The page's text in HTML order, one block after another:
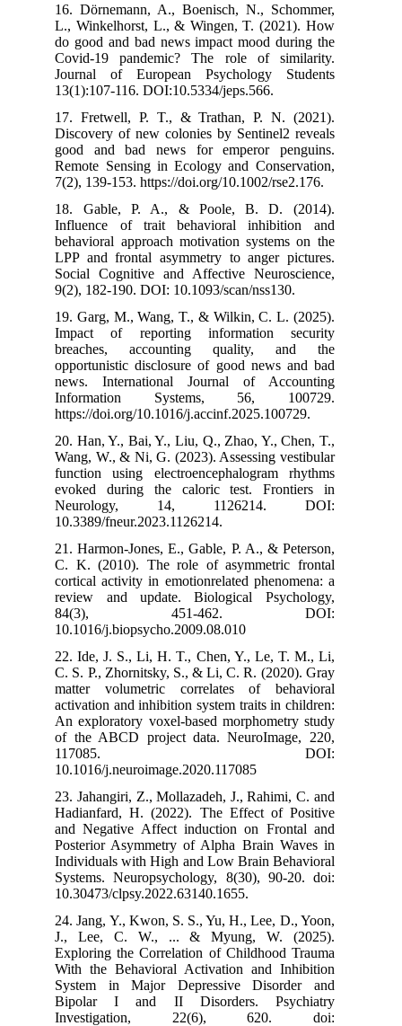
16.
L.,
do good and
Covid-19
Journal of
17. Fretwell,
Discovery of
good and
Remote
7(2), 139-153.
18. Gable,
Influence of
behavioral
LPP and
Social
19. Garg, M.,
Impact of
breaches,
opportunistic
news.
20. Han, Y.,
Wang, W., &
function using
evoked
21. Harmon-
C. K. (2010).
cortical activity
review and
84(3),
22. Ide, J. S.,
C. S. P.,
matter
activation and
An exploratory
of the ABCD
23. Jahangiri,
Hadianfard,
and Negative
Posterior
Individuals
Systems.
24. Jang, Y.,
J., Lee, C.
Exploring the
With the
System in
Bipolar I